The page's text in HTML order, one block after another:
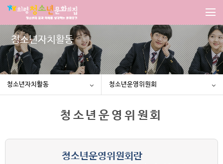
청소년자치활동
청소년자치활동 청소년운영위원회
청소년운영위원회
청소년운영위원회란